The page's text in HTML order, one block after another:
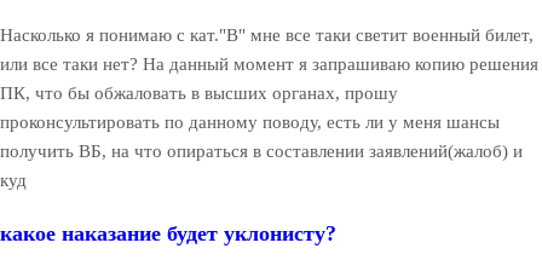
Насколько я понимаю с кат."В" мне все таки светит военный билет,
или все таки нет? На данный момент я запрашиваю копию решения
ПК, что бы обжаловать в высших органах, прошу
проконсультировать по данному поводу, есть ли у меня шансы
получить ВБ, на что опираться в составлении заявлений(жалоб) и
куд
какое наказание будет уклонисту?